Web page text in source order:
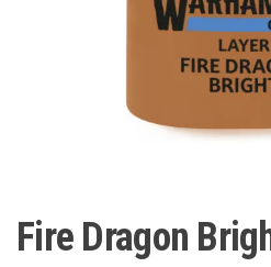
Fire Dragon